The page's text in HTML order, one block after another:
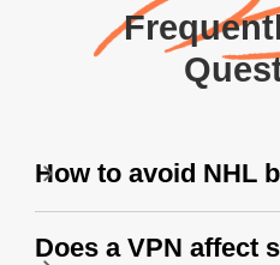
How to avoid NHL
Does a VPN affect